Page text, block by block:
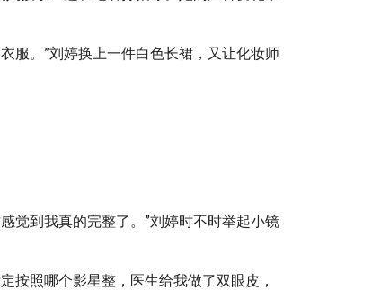
服。”刘婷换上一件白色长裙，又让化妆师
觉到我真的完整了。”刘婷时不时举起小镜
按照哪个影星整，医生给我做了双眼皮，